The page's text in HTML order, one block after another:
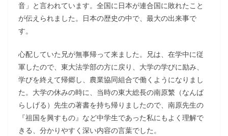
音」と言われています。全国に日本が連合国に敗れたこと
が伝えられました。日本の歴史の中で、最大の出来事で
す。
心配していた兄が無事帰って来ました。兄は、在学中に従
軍したので、東大法学部の方に戻り、大学の学びに励み、
学びを終えて帰郷し、農業協同組合で働くようになりまし
た。大学の休みの時に、当時の東大総長の南原繁（なんば
らしげる）先生の著書を持ち帰りましたので、南原先生の
『祖国を興すもの』など中学生であった私にもよく理解で
きる、分かりやすく深い内容の言葉でした。